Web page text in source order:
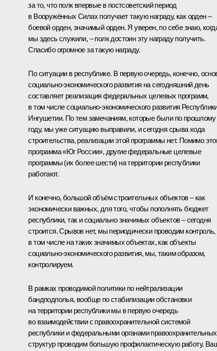
за то, что полк впервые в постсоветский период
в Вооружённых Силах получает такую награду, как орден –
боевой орден, значимый орден. Я уверен, по себе знаю,
мы здесь служили, – полк достоин эту награду получить.
Спасибо огромное за такую награду.
По ситуации в республике. В первую очередь, конечно,
социально-экономического развития на сегодняшний день
составляет реализация федеральных целевых программ,
в том числе социально-экономического развития
Ингушетии. По тем замечаниям, которые были по прошлому
году, мы уже ситуацию выправили, и сегодня срыва хода
строительства, реализации этой программы нет. Помимо
программа «Юг России», другие федеральные целевые
программы (их более шести) на территории республики
работают.
И конечно, большой объём строительных объектов – как
экономически важных, для того, чтобы пополнять бюджет
республики, так и социально значимых объектов – сегодня
строится. Срывов нет, мы периодически проводим контроль,
в том числе на таких значимых объектах, как объекты
социально-экономического развития, мы, таким образом,
контролируем.
В рамках проводимой политики по нейтрализации
бандподполья, вообще по стабилизации обстановки
на территории республики мы в первую очередь
во взаимодействии с правоохранительной системой
республики и федеральными органами правоохранительных
структур проводим большую профилактическую работу.